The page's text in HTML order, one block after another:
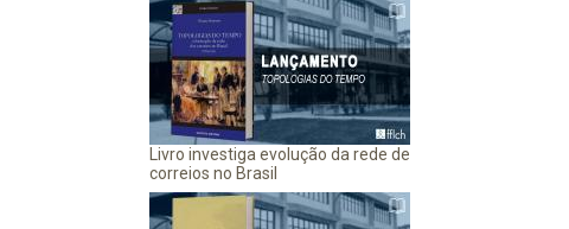
Livro investiga evolução da rede de
correios no Brasil